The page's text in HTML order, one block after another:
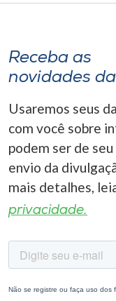
A-
Receba as
novidades
Usaremos seus
com você sobre
podem ser de
envio da
mais detalhes,
privacidade.